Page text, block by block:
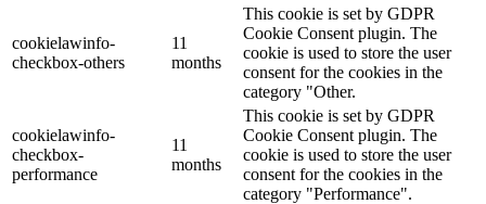
cookielawinfo-
checkbox-others
11
months
This cookie is set by GDPR
Cookie Consent plugin. The
cookie is used to store the user
consent for the cookies in the
category "Other.
cookielawinfo-
checkbox-
performance
11
months
This cookie is set by GDPR
Cookie Consent plugin. The
cookie is used to store the user
consent for the cookies in the
category "Performance".